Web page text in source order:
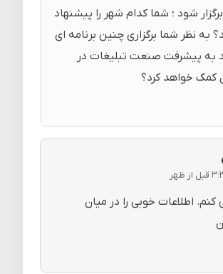
برگزار شود ؛ شما کدام شهر را پیشنهاد
به نظر شما برگزاری چنین برنامه ای
به پیشرفت صنعت تبلیغات در
کمک خواهد کرد؟
اطلاعات خوبی را در میان